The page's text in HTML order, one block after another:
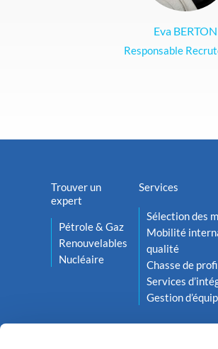
Eva BERTON
Responsable
Trouver un
expert
Pétrole & Gaz
Renouvelables
Nucléaire
Services
Sélection des
Mobilité
qualité
Chasse de
Services
Gestion